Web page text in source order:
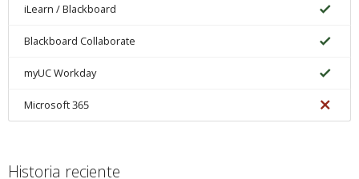
iLearn / Blackboard
Blackboard Collaborate
myUC Workday
Microsoft 365
Historia reciente